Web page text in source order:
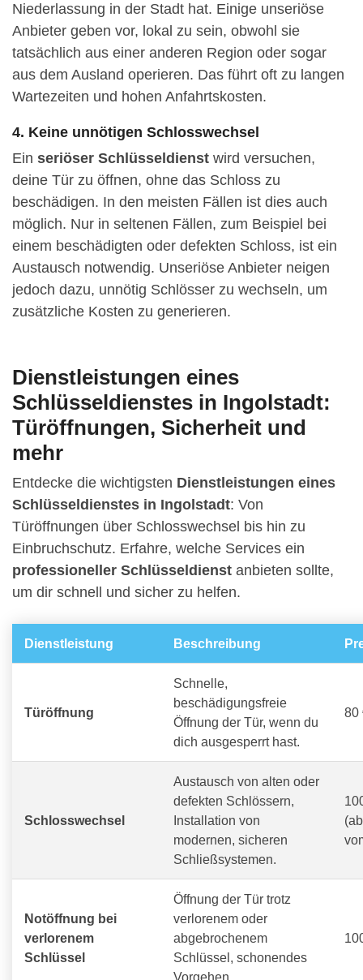
Niederlassung in der Stadt hat. Einige unseriöse
Anbieter geben vor, lokal zu sein, obwohl sie
tatsächlich aus einer anderen Region oder sogar
aus dem Ausland operieren. Das führt oft zu langen
Wartezeiten und hohen Anfahrtskosten.
4. Keine unnötigen Schlosswechsel
Ein seriöser Schlüsseldienst wird versuchen,
deine Tür zu öffnen, ohne das Schloss zu
beschädigen. In den meisten Fällen ist dies auch
möglich. Nur in seltenen Fällen, zum Beispiel bei
einem beschädigten oder defekten Schloss, ist ein
Austausch notwendig. Unseriöse Anbieter neigen
jedoch dazu, unnötig Schlösser zu wechseln, um
zusätzliche Kosten zu generieren.
Dienstleistungen eines
Schlüsseldienstes in Ingolstadt:
Türöffnungen, Sicherheit und
mehr
Entdecke die wichtigsten Dienstleistungen eines
Schlüsseldienstes in Ingolstadt: Von
Türöffnungen über Schlosswechsel bis hin zu
Einbruchschutz. Erfahre, welche Services ein
professioneller Schlüsseldienst anbieten sollte,
um dir schnell und sicher zu helfen.
Dienstleistung Beschreibung
Türöffnung
Schnelle,
beschädigungsfreie
Öffnung der Tür, wenn du
dich ausgesperrt hast.
80
Schlosswechsel
Austausch von alten oder
defekten Schlössern,
Installation von
modernen, sicheren
Schließsystemen.
Notöffnung bei
verlorenem
Schlüssel
Öffnung der Tür trotz
verlorenem oder
abgebrochenem
Schlüssel, schonendes
Vorgehen.